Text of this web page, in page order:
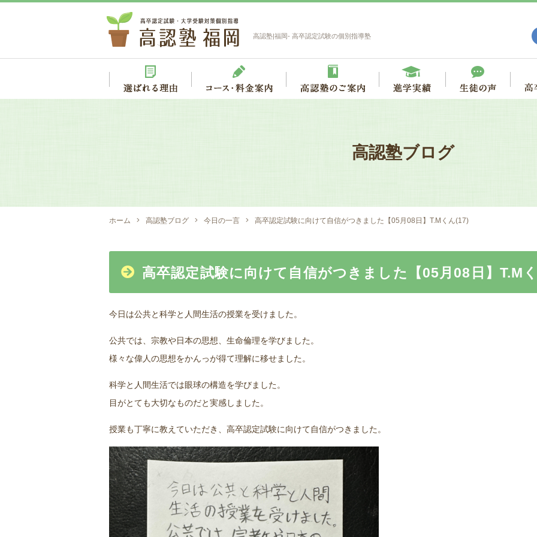
高認塾|福岡- 高卒認定試験の個別指導塾
高認塾ブログ
ホーム 高認塾ブログ 今日の一言 高卒認定試験に向けて自信がつきました【05月08日】T.Mくん(17)
高卒認定試験に向けて自信がつきました【05月08日】T.M
今日は公共と科学と人間生活の授業を受けました。
公共では、宗教や日本の思想、生命倫理を学びました。
様々な偉人の思想をかんっが得て理解に移せました。
科学と人間生活では眼球の構造を学びました。
目がとても大切なものだと実感しました。
授業も丁寧に教えていただき、高卒認定試験に向けて自信がつきました。